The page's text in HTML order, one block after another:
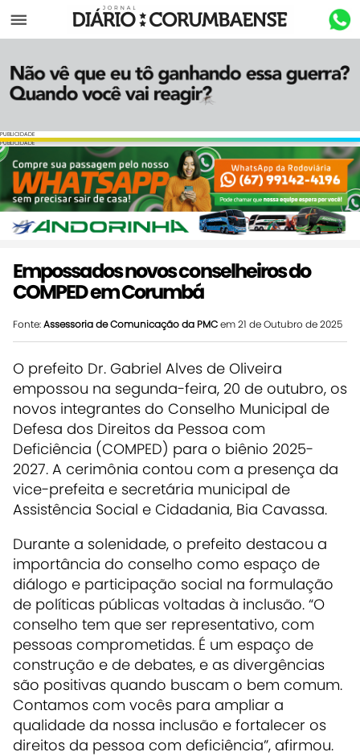
Menu
PUBLICIDADE
PUBLICIDADE
Empossados novos conselheiros do
COMPED em Corumbá
Fonte:Assessoria de Comunicação da PMCem 21 de Outubro de 2025
O prefeito Dr. Gabriel Alves de Oliveira
empossou na segunda-feira, 20 de outubro, os
novos integrantes do Conselho Municipal de
Defesa dos Direitos da Pessoa com
Deficiência (COMPED) para o biênio 2025-
2027. A cerimônia contou com a presença da
vice-prefeita e secretária municipal de
Assistência Social e Cidadania, Bia Cavassa.
Durante a solenidade, o prefeito destacou a
importância do conselho como espaço de
diálogo e participação social na formulação
de políticas públicas voltadas à inclusão. “O
conselho tem que ser representativo, com
pessoas comprometidas. É um espaço de
construção e de debates, e as divergências
são positivas quando buscam o bem comum.
Contamos com vocês para ampliar a
qualidade da nossa inclusão e fortalecer os
direitos da pessoa com deficiência”, afirmou.